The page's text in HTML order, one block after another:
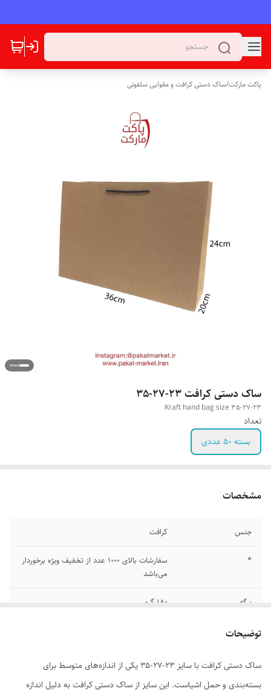
پاکت مارکت/ساک دستی کرافت و مقوایی سلفونی
ساک دستی کرافت 23-27-35
Kraft hand bag size 35-27-23
تعداد
بسته 50 عددی
مشخصات
جنس کرافت
*
سفارشات بالای 1000 عدد از تخفیف ویژه برخوردار
می‌باشد
برگه 180 گرم
بند
توضیحات
ساک دستی کرافت با سایز ۲۳-۲۷-۳۵ یکی از اندازه‌های متوسط برای
بسته‌بندی و حمل اشیاست. این سایز از ساک دستی کرافت به دلیل اندازه